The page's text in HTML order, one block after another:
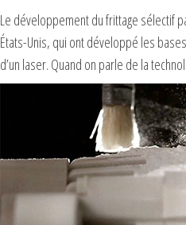
Le développement du frittage sélectif
États-Unis, qui ont développé les
d’un laser. Quand on parle de la